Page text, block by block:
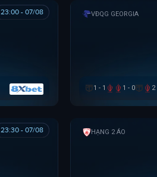
23:00 - 07/08 VĐQG GEORGIA
1 - 1 1 - 0 2
23:30 - 07/08 HẠNG 2 ÁO